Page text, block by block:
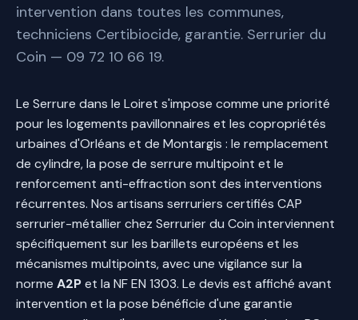
intervention dans toutes les communes,
techniciens Certibiocide, garantie. Serrurier du
Coin — 09 72 10 66 19.
Le Serrure dans le Loiret s'impose comme une priorité
pour les logements pavillonnaires et les copropriétés
urbaines d'Orléans et de Montargis : le remplacement
de cylindre, la pose de serrure multipoint et le
renforcement anti-effraction sont des interventions
récurrentes. Nos artisans serruriers certifiés CAP
serrurier-métallier chez Serrurier du Coin interviennent
spécifiquement sur les barillets européens et les
mécanismes multipoints, avec une vigilance sur la
norme A2Pet la NF EN 1303. Le devis est affiché avant
intervention et la pose bénéficie d'une garantie